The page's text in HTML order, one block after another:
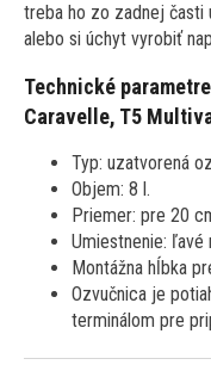
treba ho zo zadnej časti
alebo si úchyt vyrobiť
Technické
Caravelle, T5
Typ: uzatvorená
Objem: 8 l.
Priemer: pre 20
Umiestnenie: ľavé
Montážna hĺbka
Ozvučnica je
terminálom pre